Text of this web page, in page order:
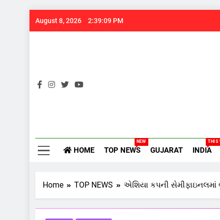
August 8, 2026 2:39:10 PM
HOME TOP NEWS
NEW
GUJARAT INDIA
THIS
Home TOP NEWS એશિયા કપની સેમીફાઇનલમાં